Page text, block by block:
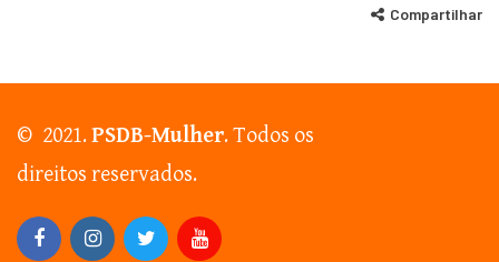
Compartilhar
© 2021.PSDB-Mulher. Todos os
direitos reservados.